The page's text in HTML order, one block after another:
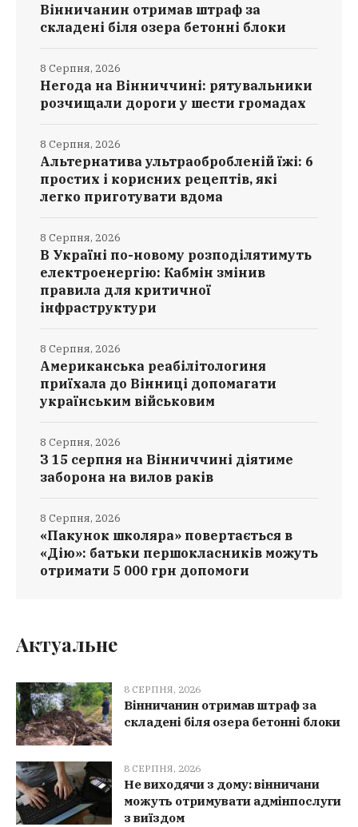
Вінничанин отримав штраф за
складені біля озера бетонні блоки
Негода на Вінниччині: рятувальники
розчищали дороги у шести громадах
8 Серпня, 2026
Альтернатива ультраобробленій їжі: 6
простих і корисних рецептів, які
легко приготувати вдома
8 Серпня, 2026
В Україні по-новому розподілятимуть
електроенергію: Кабмін змінив
правила для критичної
інфраструктури
8 Серпня, 2026
Американська реабілітологиня
приїхала до Вінниці допомагати
українським військовим
8 Серпня, 2026
З 15 серпня на Вінниччині діятиме
заборона на вилов раків
8 Серпня, 2026
«Пакунок школяра» повертається в
«Дію»: батьки першокласників можуть
отримати 5 000 грн допомоги
8 Серпня, 2026
Актуальне
8 СЕРПНЯ, 2026
Вінничанин отримав штраф за
складені біля озера бетонні блоки
8 СЕРПНЯ, 2026
Не виходячи з дому: вінничани
можуть отримувати адмінпослуги
з виїздом